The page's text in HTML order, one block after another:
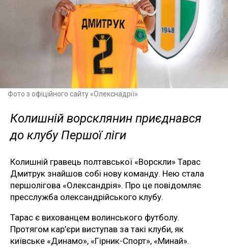
Фото з офіційного сайту «Олекснадрії»
Колишній ворсклянин приєднався
до клубу Першої ліги
Колишній гравець полтавської «Ворскли» Тарас
Дмитрук знайшов собі нову команду. Нею стала
першолігова «Олександрія». Про це повідомляє
пресслужба олександрійського клубу.
Тарас є вихованцем волинського футболу.
Протягом кар’єри виступав за такі клуби, як
київське «Динамо», «Гірник-Спорт», «Минай».